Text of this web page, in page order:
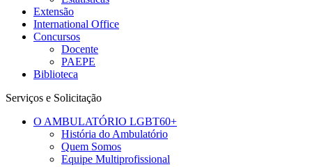
Extensão
International Office
Concursos
Docente
PAEPE
Biblioteca
Serviços e Solicitação
O AMBULATÓRIO LGBT60+
História do Ambulatório
Quem Somos
Equipe Multiprofissional